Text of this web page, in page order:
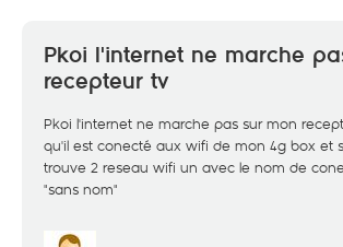
Pkoi l'internet ne marche
recepteur tv
Pkoi l'internet ne marche pas sur mon
qu'il est conecté aux wifi de mon 4g box et
trouve 2 reseau wifi un avec le nom de
"sans nom"